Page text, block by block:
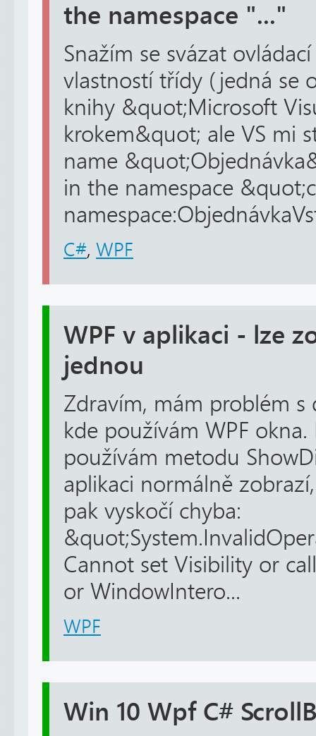
the namespace "..."
Snažím se svázat
vlastností třídy (jedná se
knihy &quot;Microsoft
krokem&quot; ale VS mi
name
in the namespace
C#, WPF
WPF v aplikaci - lze
jednou
Zdravím, mám problém s
kde používám WPF
používám metodu
aplikaci normálně
pak vyskočí chyba:
Cannot set Visibility or
or WindowIntero...
WPF
Win 10 Wpf C#